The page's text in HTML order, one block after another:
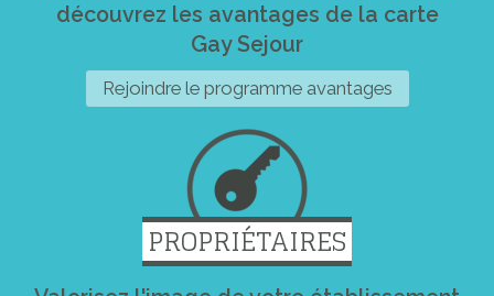
découvrez les avantages de la carte
Gay Sejour
Rejoindre le programme avantages
PROPRIÉTAIRES